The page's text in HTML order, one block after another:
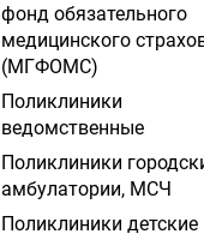
фонд обязательного
медицинского
(МГФОМС)
Поликлиники
ведомственные
Поликлиники
амбулатории, МСЧ
Поликлиники детские